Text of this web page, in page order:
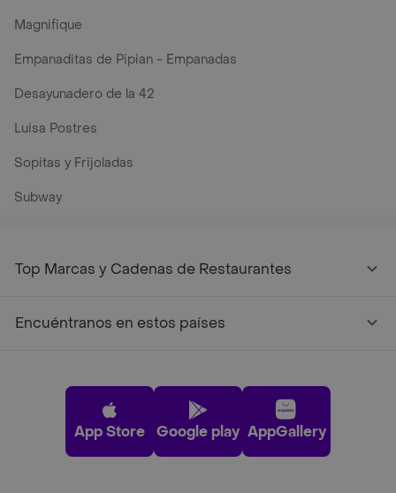
Magnifique
Empanaditas de Pipian - Empanadas
Desayunadero de la 42
Luisa Postres
Sopitas y Frijoladas
Subway
Top Marcas y Cadenas de Restaurantes
Encuéntranos en estos países
App Store Google play AppGallery